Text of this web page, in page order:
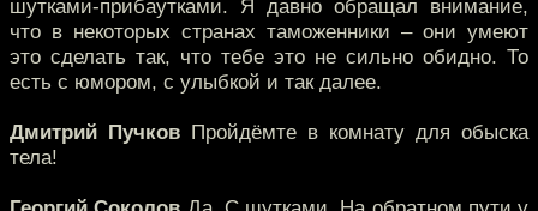
шутками-прибаутками. Я давно обращал внимание,
что в некоторых странах таможенники – они умеют
это сделать так, что тебе это не сильно обидно. То
есть с юмором, с улыбкой и так далее.
Дмитрий Пучков Пройдёмте в комнату для обыска
тела!